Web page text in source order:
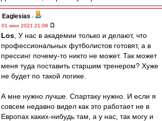
Eaglesias -
01 июн 2021 21:08
Los , У нас в академии только и делают, что
профессиональных футболистов готовят, а в
прессинг почему-то никто не может. Так может
меня туда поставить старшим тренером? Хуже
не будет по такой логике.
А мне нужно лучше. Спартаку нужно. И если я
совсем недавно видел как это работает не в
Европах каких-нибудь там, а у нас, так могу и